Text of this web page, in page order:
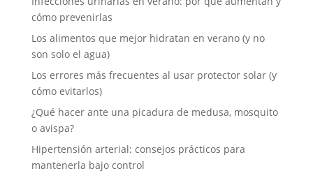
cómo prevenirlas
Los alimentos que mejor hidratan en verano (y no
son solo el agua)
Los errores más frecuentes al usar protector solar (y
cómo evitarlos)
¿Qué hacer ante una picadura de medusa, mosquito
o avispa?
Hipertensión arterial: consejos prácticos para
mantenerla bajo control